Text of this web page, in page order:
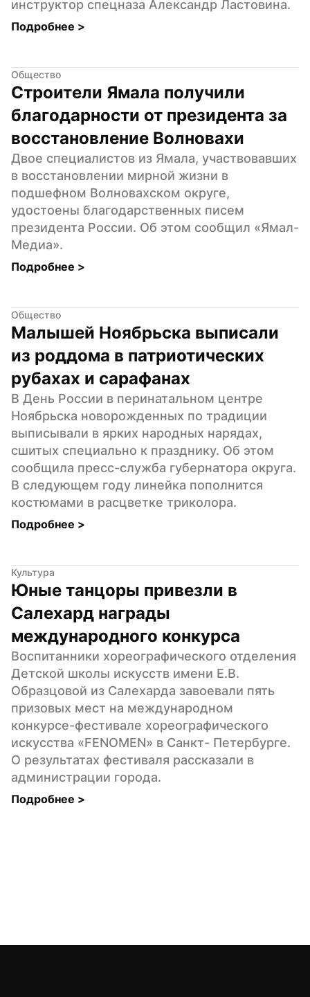
инструктор спецназа Александр Ластовина.
Подробнее >
Общество
Строители Ямала получили
благодарности от президента за
восстановление Волновахи
Двое специалистов из Ямала, участвовавших
в восстановлении мирной жизни в
подшефном Волновахском округе,
удостоены благодарственных писем
президента России. Об этом сообщил «Ямал-
Медиа».
Подробнее >
Общество
Малышей Ноябрьска выписали
из роддома в патриотических
рубахах и сарафанах
В День России в перинатальном центре
Ноябрьска новорожденных по традиции
выписывали в ярких народных нарядах,
сшитых специально к празднику. Об этом
сообщила пресс-служба губернатора округа.
В следующем году линейка пополнится
костюмами в расцветке триколора.
Подробнее >
Культура
Юные танцоры привезли в
Салехард награды
международного конкурса
Воспитанники хореографического отделения
Детской школы искусств имени Е.В.
Образцовой из Салехарда завоевали пять
призовых мест на международном
конкурсе-фестивале хореографического
искусства «FENOMEN» в Санкт- Петербурге.
О результатах фестиваля рассказали в
администрации города.
Подробнее >